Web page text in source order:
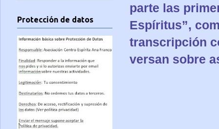
parte las
Espíritus”,
transcripción
versan sobre
Protección de datos